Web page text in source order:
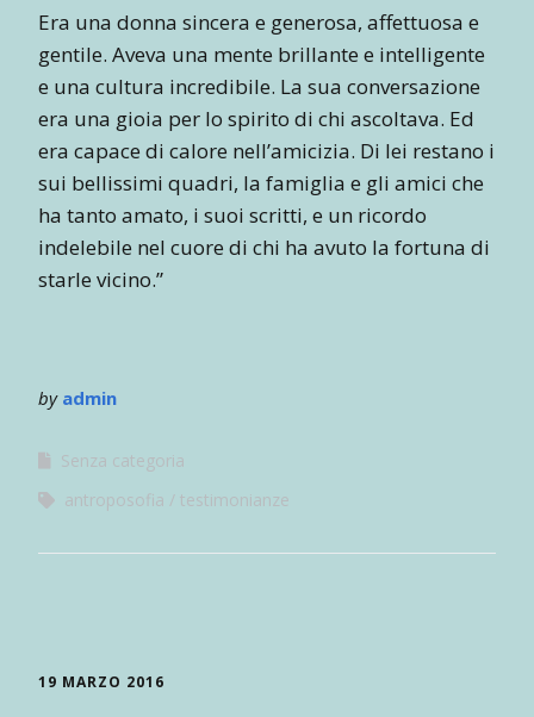
Era una donna sincera e generosa, affettuosa e
gentile. Aveva una mente brillante e intelligente
e una cultura incredibile. La sua conversazione
era una gioia per lo spirito di chi ascoltava. Ed
era capace di calore nell’amicizia. Di lei restano i
sui bellissimi quadri, la famiglia e gli amici che
ha tanto amato, i suoi scritti, e un ricordo
indelebile nel cuore di chi ha avuto la fortuna di
starle vicino.”
by admin
Senza categoria
antroposofia
testimonianze
19 MARZO 2016